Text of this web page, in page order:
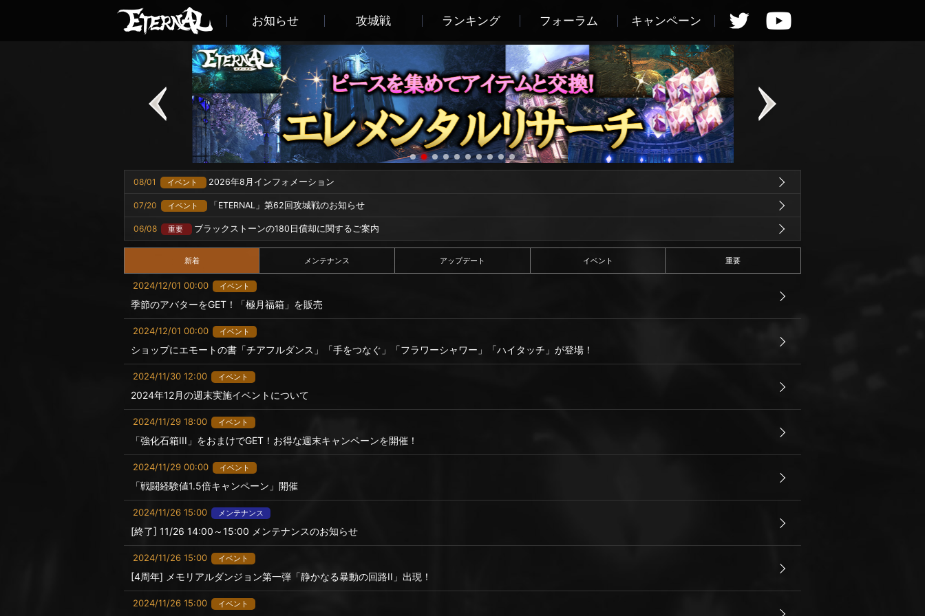
お知らせ 攻城戦 ランキング フォーラム キャンペーン
08/01 イベント 2026年8月インフォメーション
07/20 イベント 「ETERNAL」第62回攻城戦のお知らせ
06/08 重要 ブラックストーンの180日償却に関するご案内
新着 メンテナンス アップデート イベント 重要
2024/12/01 00:00 イベント
季節のアバターをGET！「極月福箱」を販売
2024/12/01 00:00 イベント
ショップにエモートの書「チアフルダンス」「手をつなぐ」「フラワーシャワー」「ハイタッチ」が登場！
2024/11/30 12:00 イベント
2024年12月の週末実施イベントについて
2024/11/29 18:00 イベント
「強化石箱III」をおまけでGET！お得な週末キャンペーンを開催！
2024/11/29 00:00 イベント
「戦闘経験値1.5倍キャンペーン」開催
2024/11/26 15:00 メンテナンス
[終了] 11/26 14:00～15:00 メンテナンスのお知らせ
2024/11/26 15:00 イベント
[4周年] メモリアルダンジョン第一弾「静かなる暴動の回路II」出現！
2024/11/26 15:00 イベント